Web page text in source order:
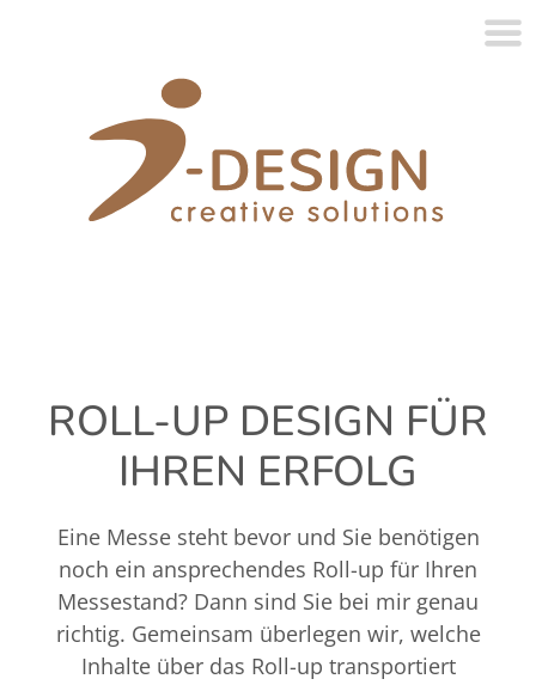
ROLL-UP DESIGN FÜR
IHREN ERFOLG
Eine Messe steht bevor und Sie benötigen
noch ein ansprechendes Roll-up für Ihren
Messestand? Dann sind Sie bei mir genau
richtig. Gemeinsam überlegen wir, welche
Inhalte über das Roll-up transportiert